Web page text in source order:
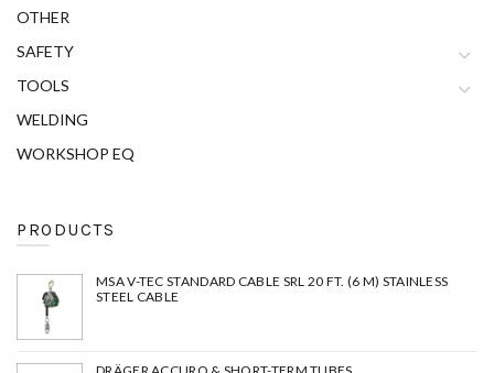
OTHER
SAFETY
TOOLS
WELDING
WORKSHOP EQ
PRODUCTS
MSA V-TEC STANDARD CABLE SRL 20 FT. (6 M) STAINLESS
STEEL CABLE